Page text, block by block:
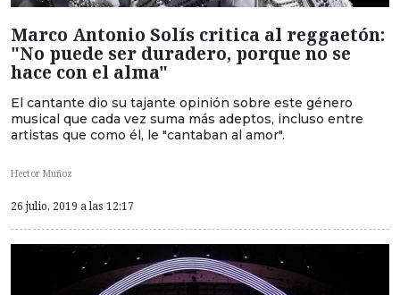
Marco Antonio Solís critica al reggaetón:
"No puede ser duradero, porque no se
hace con el alma"
El cantante dio su tajante opinión sobre este género
musical que cada vez suma más adeptos, incluso entre
artistas que como él, le "cantaban al amor".
Hector Muñoz
26 julio, 2019 a las 12:17